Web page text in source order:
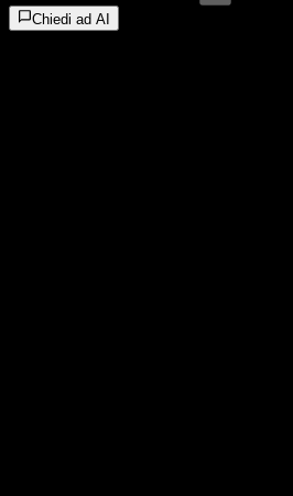
Chiedi ad AI